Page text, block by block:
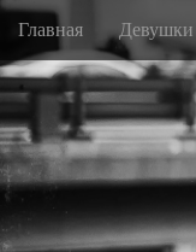
M
i
n
m
e
n
u
S
i
p
t
o
c
o
n
Главная Девушки